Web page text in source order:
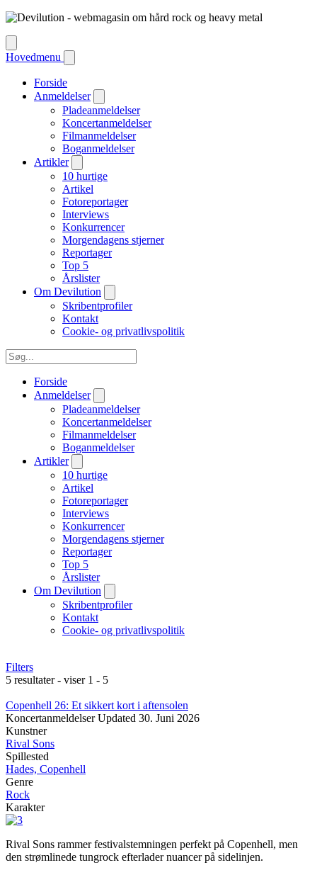
Hovedmenu
Forside
Anmeldelser
Pladeanmeldelser
Koncertanmeldelser
Filmanmeldelser
Boganmeldelser
Artikler
10 hurtige
Artikel
Fotoreportager
Interviews
Konkurrencer
Morgendagens stjerner
Reportager
Top 5
Årslister
Om Devilution
Skribentprofiler
Kontakt
Cookie- og privatlivspolitik
Forside
Anmeldelser
Pladeanmeldelser
Koncertanmeldelser
Filmanmeldelser
Boganmeldelser
Artikler
10 hurtige
Artikel
Fotoreportager
Interviews
Konkurrencer
Morgendagens stjerner
Reportager
Top 5
Årslister
Om Devilution
Skribentprofiler
Kontakt
Cookie- og privatlivspolitik
Filters
5 resultater - viser 1 - 5
Copenhell 26: Et sikkert kort i aftensolen
Koncertanmeldelser Updated 30. Juni 2026
Kunstner
Rival Sons
Spillested
Hades, Copenhell
Genre
Rock
Karakter
Rival Sons rammer festivalstemningen perfekt på Copenhell, men
den strømlinede tungrock efterlader nuancer på sidelinjen.